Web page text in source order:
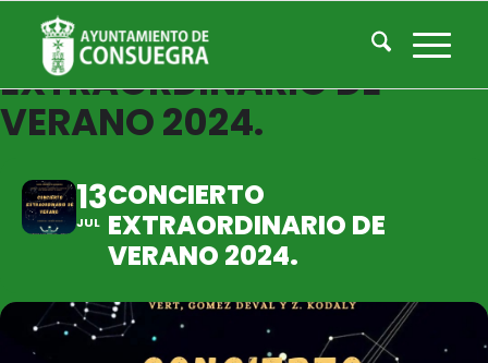
CONCIERTO
EXTRAORDINARIO DE
VERANO 2024.
13
JUL
CONCIERTO
EXTRAORDINARIO DE
VERANO 2024.